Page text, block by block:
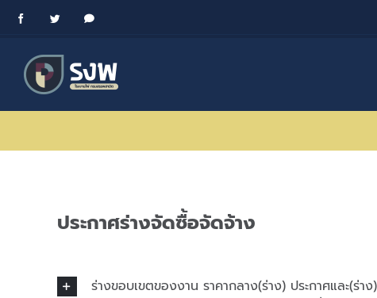
Skip
FacebookTwitter Messenger
ประกาศร่างจัดซื้อจัดจ้าง
ร่างขอบเขตของงาน ราคากลาง(ร่าง) ประกาศและ(ร่า